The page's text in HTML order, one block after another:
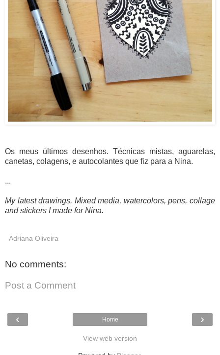
Os meus últimos desenhos. Técnicas mistas, aguarelas,
canetas, colagens, e autocolantes que fiz para a Nina.
...
My latest drawings. Mixed media, watercolors, pens, collage
and stickers I made for Nina.
Adriana Oliveira
No comments:
Post a Comment
‹ ›
Home
View web version